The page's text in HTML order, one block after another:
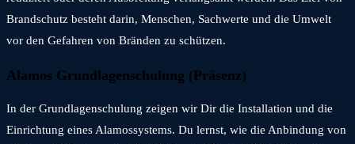
Brandschutz besteht darin, Menschen, Sachwerte und die Umwelt
vor den Gefahren von Bränden zu schützen.
Alamos Grundlagenschulung (Präsenz)
In der Grundlagenschulung zeigen wir Dir die Installation und die
Einrichtung eines Alamossystems. Du lernst, wie die Anbindung von